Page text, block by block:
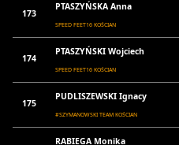
173
PTASZYŃSKA Anna
SPEED FEET16 KOŚCIAN
174
PTASZYŃSKI Wojciech
SPEED FEET16 KOŚCIAN
175
PUDLISZEWSKI Ignacy
#SZYMANOWSKI TEAM KOŚCIAN
RABIEGA Monika